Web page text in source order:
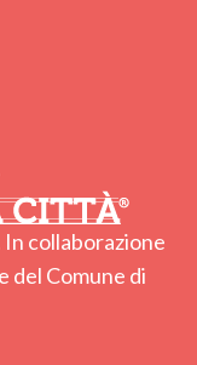
In collaborazione
del Comune di